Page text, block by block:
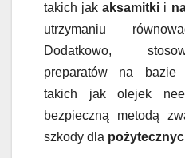
takich jakaksamitki i
utrzymaniu
Dodatkowo,
preparatów na bazie
takich jak olejek
bezpieczną metodą
szkody dla